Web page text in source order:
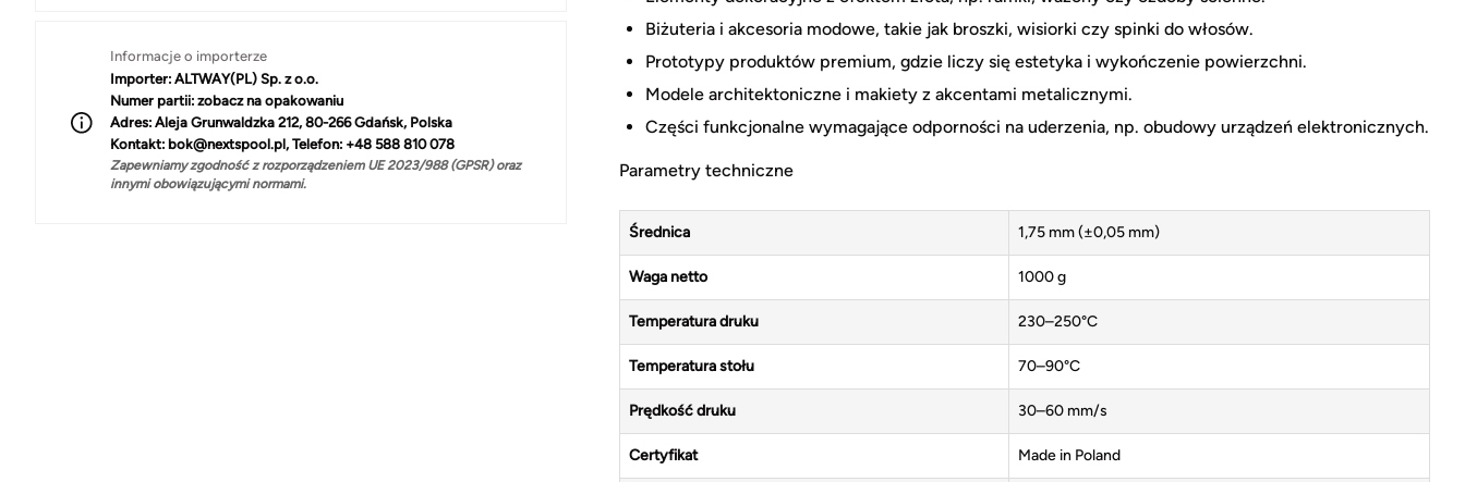
Informacje o importerze
Importer: ALTWAY(PL) Sp. z o.o.
Numer partii: zobacz na opakowaniu
Adres: Aleja Grunwaldzka 212, 80-266 Gdańsk, Polska
Kontakt: bok@nextspool.pl, Telefon: +48 588 810 078
Zapewniamy zgodność z rozporządzeniem UE 2023/988 (GPSR) oraz
innymi obowiązującymi normami.
Biżuteria i akcesoria modowe, takie jak broszki, wisiorki czy spinki do włosów.
Prototypy produktów premium, gdzie liczy się estetyka i wykończenie powierzchni.
Modele architektoniczne i makiety z akcentami metalicznymi.
Części funkcjonalne wymagające odporności na uderzenia, np. obudowy urządzeń elektronicznych.
Parametry techniczne
Średnica 1,75 mm (±0,05 mm)
Waga netto 1000 g
Temperatura druku 230–250°C
Temperatura stołu 70–90°C
Prędkość druku 30–60 mm/s
Certyfikat Made in Poland